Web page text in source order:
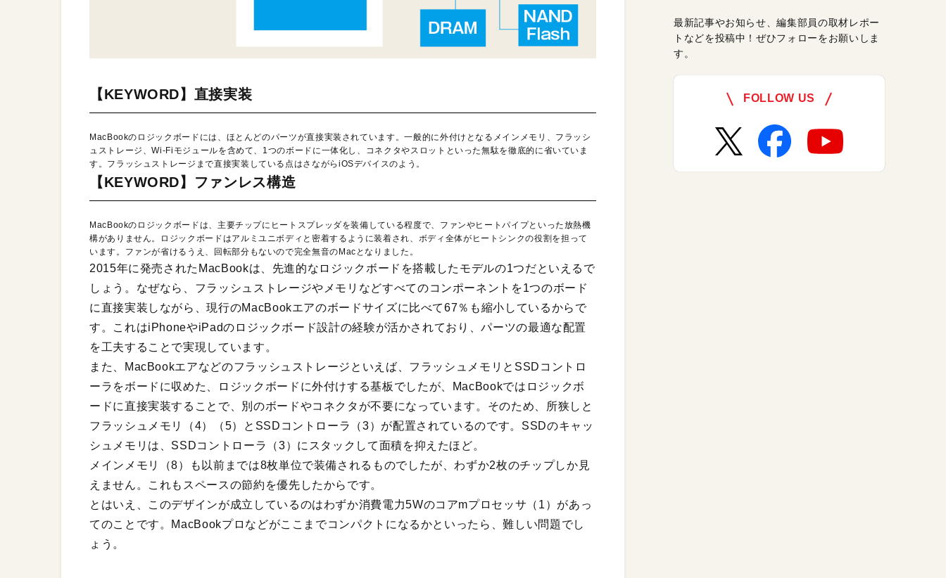
【KEYWORD】直接実装
MacBookのロジックボードには、ほとんどのパーツが直接実装されています。一般的に外付けとなるメインメモリ、フラッシ
ュストレージ、Wi-Fiモジュールを含めて、1つのボードに一体化し、コネクタやスロットといった無駄を徹底的に省いていま
す。フラッシュストレージまで直接実装している点はさながらiOSデバイスのよう。
【KEYWORD】ファンレス構造
MacBookのロジックボードは、主要チップにヒートスプレッダを装備している程度で、ファンやヒートパイプといった放熱機
構がありません。ロジックボードはアルミユニボディと密着するように装着され、ボディ全体がヒートシンクの役割を担って
います。ファンが省けるうえ、回転部分もないので完全無音のMacとなりました。
2015年に発売されたMacBookは、先進的なロジックボードを搭載したモデルの1つだといえるで
しょう。なぜなら、フラッシュストレージやメモリなどすべてのコンポーネントを1つのボード
に直接実装しながら、現行のMacBookエアのボードサイズに比べて67％も縮小しているからで
す。これはiPhoneやiPadのロジックボード設計の経験が活かされており、パーツの最適な配置
を工夫することで実現しています。
また、MacBookエアなどのフラッシュストレージといえば、フラッシュメモリとSSDコントロ
ーラをボードに収めた、ロジックボードに外付けする基板でしたが、MacBookではロジックボ
ードに直接実装することで、別のボードやコネクタが不要になっています。そのため、所狭しと
フラッシュメモリ（4）（5）とSSDコントローラ（3）が配置されているのです。SSDのキャッ
シュメモリは、SSDコントローラ（3）にスタックして面積を抑えたほど。
メインメモリ（8）も以前までは8枚単位で装備されるものでしたが、わずか2枚のチップしか見
えません。これもスペースの節約を優先したからです。
とはいえ、このデザインが成立しているのはわずか消費電力5Wのコアmプロセッサ（1）があっ
てのことです。MacBookプロなどがここまでコンパクトになるかといったら、難しい問題でし
ょう。
最新記事やお知らせ、編集部員の取材レポー
トなどを投稿中！ぜひフォローをお願いしま
す。
FOLLOW US